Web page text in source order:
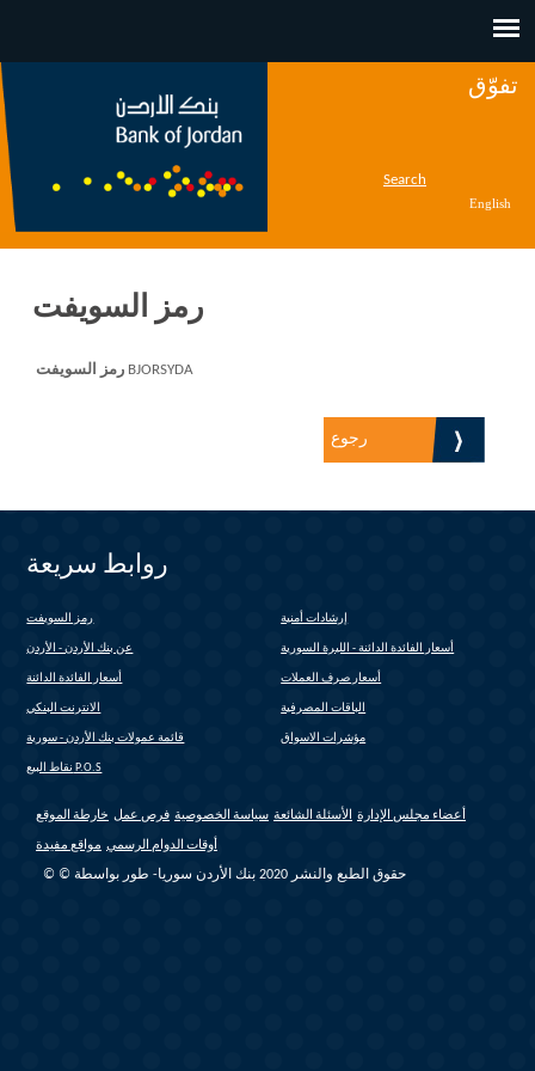
تفوّق
Search
English
رمز السويفت
رمز السويفت BJORSYDA
رجوع
روابط سريعة
رمز السويفت إرشادات أمنية
عن بنك الأردن - الأردن أسعار الفائدة الدائنة - الليرة السورية
أسعار الفائدة الدائنة أسعار صرف العملات
الانترنت البنكي الباقات المصرفية
قائمة عمولات بنك الأردن - سورية مؤشرات الاسواق
نقاط البيع P.O.S
خارطة الموقع فرص عمل سياسة الخصوصية الأسئلة الشائعة أعضاء مجلس الإدارة
مواقع مفيدة أوقات الدوام الرسمي
© © حقوق الطبع والنشر 2020 بنك الأردن سوريا- طور بواسطة